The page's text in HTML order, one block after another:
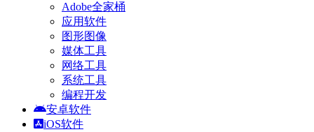
Adobe全家桶
应用软件
图形图像
媒体工具
网络工具
系统工具
编程开发
安卓软件
iOS软件